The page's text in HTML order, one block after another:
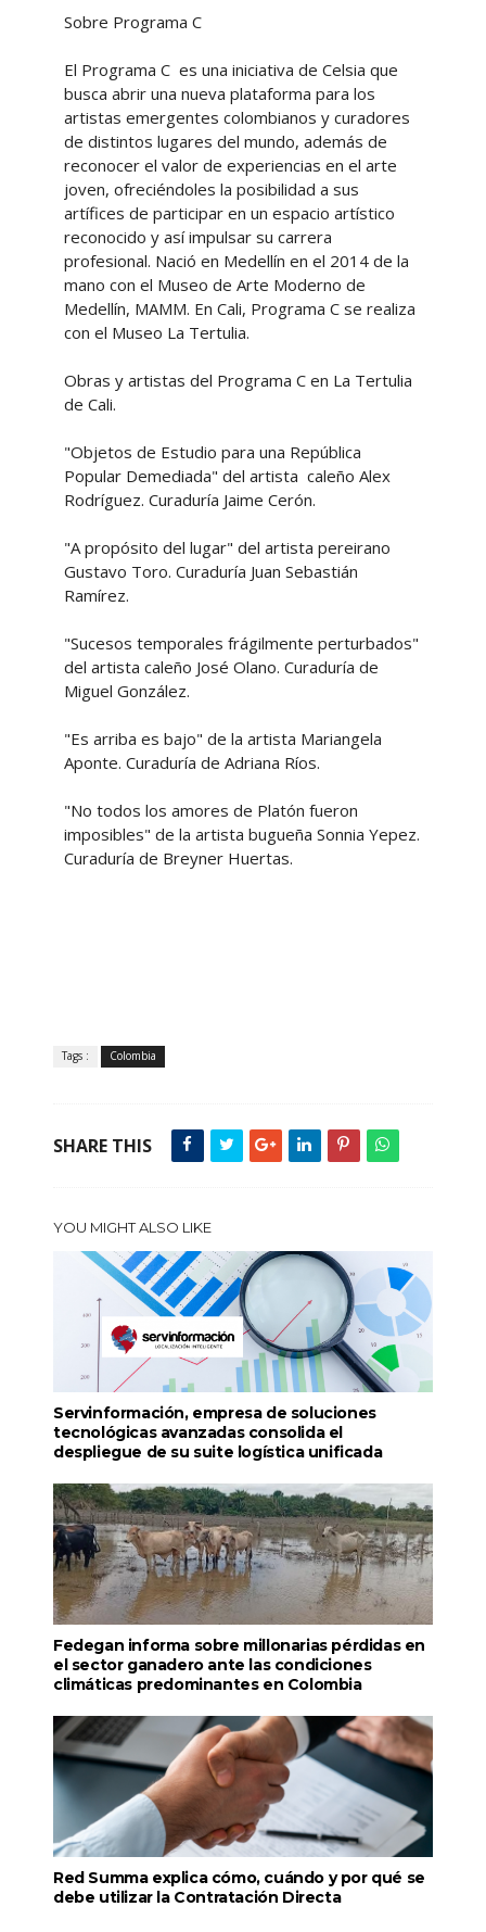
Sobre Programa C
El Programa C es una iniciativa de Celsia que
busca abrir una nueva plataforma para los
artistas emergentes colombianos y curadores
de distintos lugares del mundo, además de
reconocer el valor de experiencias en el arte
joven, ofreciéndoles la posibilidad a sus
artífices de participar en un espacio artístico
reconocido y así impulsar su carrera
profesional. Nació en Medellín en el 2014 de la
mano con el Museo de Arte Moderno de
Medellín, MAMM. En Cali, Programa C se realiza
con el Museo La Tertulia.
Obras y artistas del Programa C en La Tertulia
de Cali.
"Objetos de Estudio para una República
Popular Demediada" del artista caleño Alex
Rodríguez. Curaduría Jaime Cerón.
"A propósito del lugar" del artista pereirano
Gustavo Toro. Curaduría Juan Sebastián
Ramírez.
"Sucesos temporales frágilmente perturbados"
del artista caleño José Olano. Curaduría de
Miguel González.
"Es arriba es bajo" de la artista Mariangela
Aponte. Curaduría de Adriana Ríos.
"No todos los amores de Platón fueron
imposibles" de la artista bugueña Sonnia Yepez.
Curaduría de Breyner Huertas.
Tags : Colombia
SHARE THIS
YOU MIGHT ALSO LIKE
Servinformación, empresa de soluciones
tecnológicas avanzadas consolida el
despliegue de su suite logística unificada
Fedegan informa sobre millonarias pérdidas en
el sector ganadero ante las condiciones
climáticas predominantes en Colombia
Red Summa explica cómo, cuándo y por qué se
debe utilizar la Contratación Directa